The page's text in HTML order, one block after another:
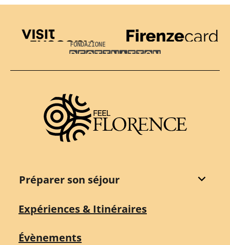
Visit Tuscany
Firenze Card
Destination Florence
Préparer son séjour
Expériences & Itinéraires
Évènements